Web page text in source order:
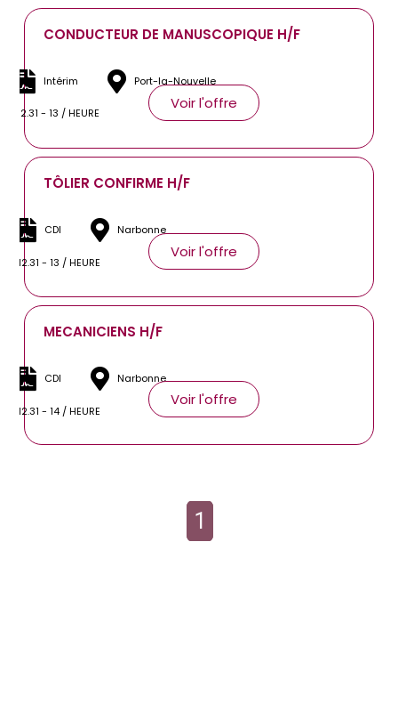
CONDUCTEUR DE MANUSCOPIQUE H/F
Intérim Port-la-Nouvelle
12.31 - 13 / HEURE
Voir l'offre
TÔLIER CONFIRME H/F
CDI Narbonne
12.31 - 13 / HEURE
Voir l'offre
MECANICIENS H/F
CDI Narbonne
12.31 - 14 / HEURE
Voir l'offre
1